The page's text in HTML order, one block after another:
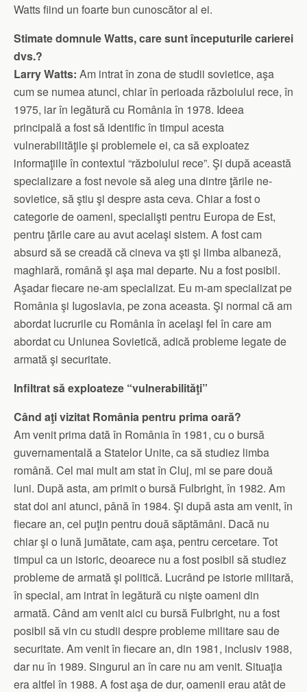
Watts fiind un foarte bun cunoscător al ei.
Stimate domnule Watts, care sunt începuturile carierei
dvs.?
Larry Watts: Am intrat în zona de studii sovietice, aşa
cum se numea atunci, chiar în perioada războiului rece, în
1975, iar în legătură cu România în 1978. Ideea
principală a fost să identific în timpul acesta
vulnerabilităţile şi problemele ei, ca să exploatez
informaţiile în contextul “războiului rece”. Şi după această
specializare a fost nevoie să aleg una dintre ţările ne-
sovietice, să ştiu şi despre asta ceva. Chiar a fost o
categorie de oameni, specialişti pentru Europa de Est,
pentru ţările care au avut acelaşi sistem. A fost cam
absurd să se creadă că cineva va şti şi limba albaneză,
maghiară, română şi aşa mai departe. Nu a fost posibil.
Aşadar fiecare ne-am specializat. Eu m-am specializat pe
România şi Iugoslavia, pe zona aceasta. Şi normal că am
abordat lucrurile cu România în acelaşi fel în care am
abordat cu Uniunea Sovietică, adică probleme legate de
armată şi securitate.
Infiltrat să exploateze “vulnerabilităţi”
Când aţi vizitat România pentru prima oară?
Am venit prima dată în România în 1981, cu o bursă
guvernamentală a Statelor Unite, ca să studiez limba
română. Cel mai mult am stat în Cluj, mi se pare două
luni. După asta, am primit o bursă Fulbright, în 1982. Am
stat doi ani atunci, până în 1984. Şi după asta am venit, în
fiecare an, cel puţin pentru două săptămâni. Dacă nu
chiar şi o lună jumătate, cam aşa, pentru cercetare. Tot
timpul ca un istoric, deoarece nu a fost posibil să studiez
probleme de armată şi politică. Lucrând pe istorie militară,
în special, am intrat în legătură cu nişte oameni din
armată. Când am venit aici cu bursă Fulbright, nu a fost
posibil să vin cu studii despre probleme militare sau de
securitate. Am venit în fiecare an, din 1981, inclusiv 1988,
dar nu în 1989. Singurul an în care nu am venit. Situaţia
era altfel în 1988. A fost aşa de dur, oamenii erau atât de